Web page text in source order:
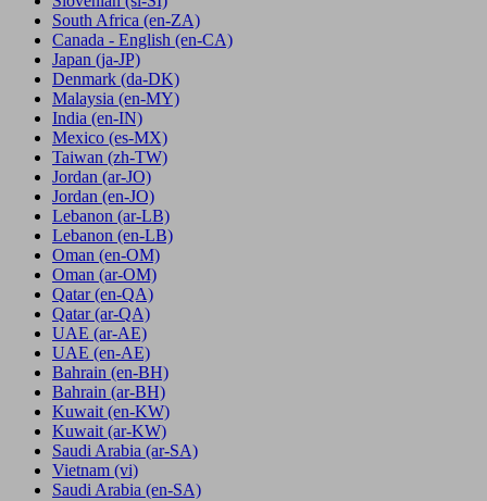
South Africa (en-ZA)
Canada - English (en-CA)
Japan (ja-JP)
Denmark (da-DK)
Malaysia (en-MY)
India (en-IN)
Mexico (es-MX)
Taiwan (zh-TW)
Jordan (ar-JO)
Jordan (en-JO)
Lebanon (ar-LB)
Lebanon (en-LB)
Oman (en-OM)
Oman (ar-OM)
Qatar (en-QA)
Qatar (ar-QA)
UAE (ar-AE)
UAE (en-AE)
Bahrain (en-BH)
Bahrain (ar-BH)
Kuwait (en-KW)
Kuwait (ar-KW)
Saudi Arabia (ar-SA)
Vietnam (vi)
Saudi Arabia (en-SA)